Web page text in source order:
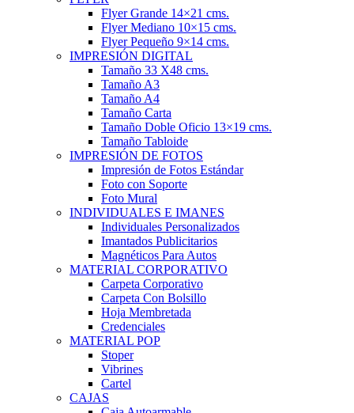
Flyer Grande 14×21 cms.
Flyer Mediano 10×15 cms.
Flyer Pequeño 9×14 cms.
IMPRESIÓN DIGITAL
Tamaño 33 X48 cms.
Tamaño A3
Tamaño A4
Tamaño Carta
Tamaño Doble Oficio 13×19 cms.
Tamaño Tabloide
IMPRESIÓN DE FOTOS
Impresión de Fotos Estándar
Foto con Soporte
Foto Mural
INDIVIDUALES E IMANES
Individuales Personalizados
Imantados Publicitarios
Magnéticos Para Autos
MATERIAL CORPORATIVO
Carpeta Corporativo
Carpeta Con Bolsillo
Hoja Membretada
Credenciales
MATERIAL POP
Stoper
Vibrines
Cartel
CAJAS